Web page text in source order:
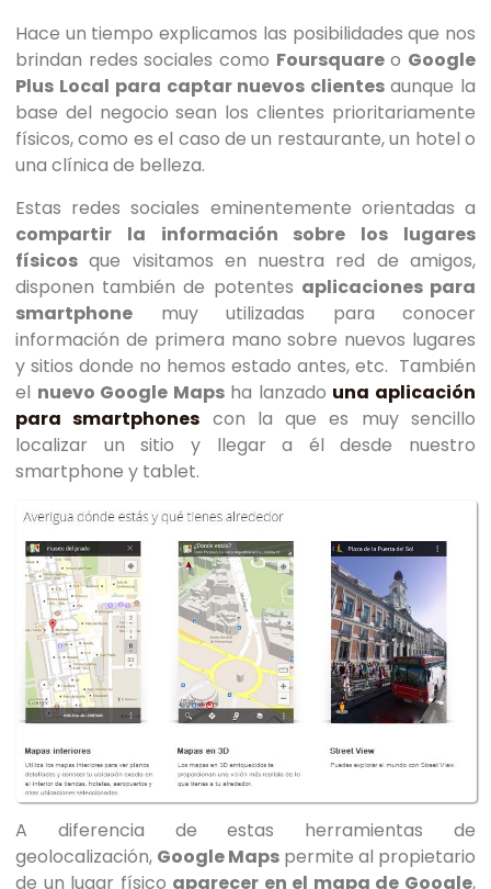
Hace un tiempo explicamos las posibilidades que nos
brindan redes sociales como Foursquareo Google
Plus Local para captar nuevos clientesaunque la
base del negocio sean los clientes prioritariamente
físicos, como es el caso de un restaurante, un hotel o
una clínica de belleza.
Estas redes sociales eminentemente orientadas a
compartir la información sobre los lugares
físicos que visitamos en nuestra red de amigos,
disponen también de potentes aplicaciones para
smartphone muy utilizadas para conocer
información de primera mano sobre nuevos lugares
y sitios donde no hemos estado antes, etc. También
el nuevo Google Mapsha lanzado una aplicación
para smartphones con la que es muy sencillo
localizar un sitio y llegar a él desde nuestro
smartphone y tablet.
A diferencia de estas herramientas de
geolocalización, Google Maps permite al propietario
de un lugar físico aparecer en el mapa de Google,